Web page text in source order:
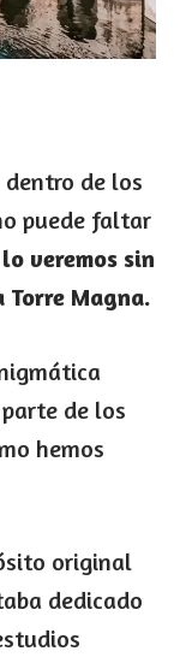
dentro de los
puede faltar
veremos sin
Torre Magna.
de los
hemos
original
dedicado